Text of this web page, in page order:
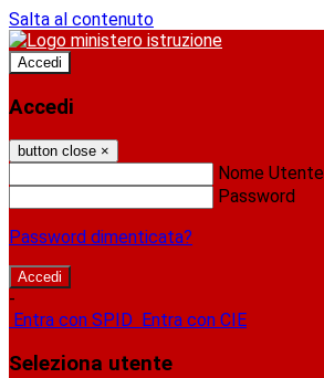
Salta al contenuto
Accedi
Accedi
button close ×
Nome Utente
Password
Password dimenticata?
-
Entra con SPID Entra con CIE
Seleziona utente